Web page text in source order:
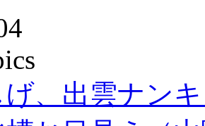
げ、出雲ナン